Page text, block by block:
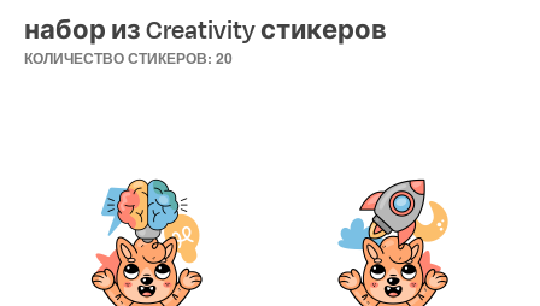
набор из Creativity стикеров
КОЛИЧЕСТВО СТИКЕРОВ: 20